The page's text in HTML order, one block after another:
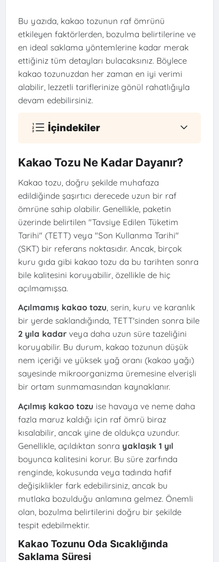
Bu yazıda, kakao tozunun raf ömrünü
etkileyen faktörlerden, bozulma belirtilerine ve
en ideal saklama yöntemlerine kadar merak
ettiğiniz tüm detayları bulacaksınız. Böylece
kakao tozunuzdan her zaman en iyi verimi
alabilir, lezzetli tariflerinize gönül rahatlığıyla
devam edebilirsiniz.
İçindekiler
Kakao Tozu Ne Kadar Dayanır?
Kakao tozu, doğru şekilde muhafaza
edildiğinde şaşırtıcı derecede uzun bir raf
ömrüne sahip olabilir. Genellikle, paketin
üzerinde belirtilen "Tavsiye Edilen Tüketim
Tarihi" (TETT) veya "Son Kullanma Tarihi"
(SKT) bir referans noktasıdır. Ancak, birçok
kuru gıda gibi kakao tozu da bu tarihten sonra
bile kalitesini koruyabilir, özellikle de hiç
açılmamışsa.
Açılmamış kakao tozu, serin, kuru ve karanlık
bir yerde saklandığında, TETT'sinden sonra bile
2 yıla kadarveya daha uzun süre tazeliğini
koruyabilir. Bu durum, kakao tozunun düşük
nem içeriği ve yüksek yağ oranı (kakao yağı)
sayesinde mikroorganizma üremesine elverişli
bir ortam sunmamasından kaynaklanır.
Açılmış kakao tozu ise havaya ve neme daha
fazla maruz kaldığı için raf ömrü biraz
kısalabilir, ancak yine de oldukça uzundur.
Genellikle, açıldıktan sonra yaklaşık 1 yıl
boyunca kalitesini korur. Bu süre zarfında
renginde, kokusunda veya tadında hafif
değişiklikler fark edebilirsiniz, ancak bu
mutlaka bozulduğu anlamına gelmez. Önemli
olan, bozulma belirtilerini doğru bir şekilde
tespit edebilmektir.
Kakao Tozunu Oda Sıcaklığında
Saklama Süresi